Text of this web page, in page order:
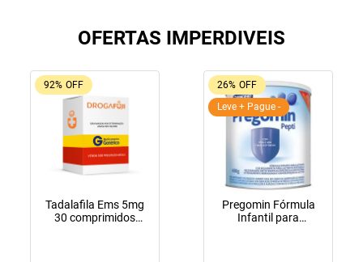
OFERTAS IMPERDIVEIS
92% OFF
Tadalafila Ems 5mg
30 comprimidos
26% OFF
Leve + Pague -
Pregomin Fórmula
Infantil para